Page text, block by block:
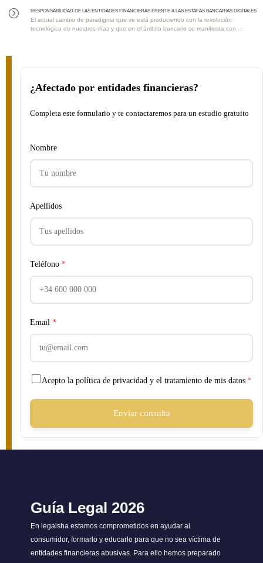
= RESPONSABILIDAD DE LAS ENTIDADES FINANCIERAS FRENTE A LAS ESTAFAS BANCARIAS DIGITALES
El actual cambio de paradigma que se está produciendo con la revolución
tecnológica de nuestros días y que en el ámbito bancario se manifiesta con ...
¿Afectado por entidades financieras?
Completa este formulario y te contactaremos para un estudio gratuito
Nombre
Apellidos
Teléfono *
Email *
Acepto la política de privacidad y el tratamiento de mis datos *
Enviar consulta
Guía Legal 2026
En legalsha estamos comprometidos en ayudar al
consumidor, formarlo y educarlo para que no sea víctima de
entidades financieras abusivas. Para ello hemos preparado